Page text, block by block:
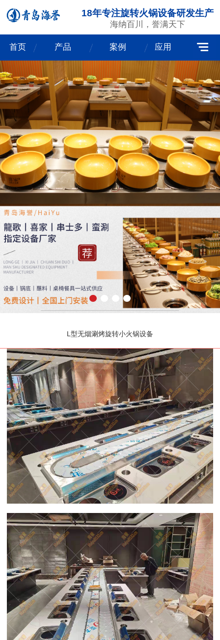
18年专注旋转火锅设备研发生产
海纳百川，誉满天下
首页 产品 案例 应用
我们
L型无烟涮烤旋转小火锅设备